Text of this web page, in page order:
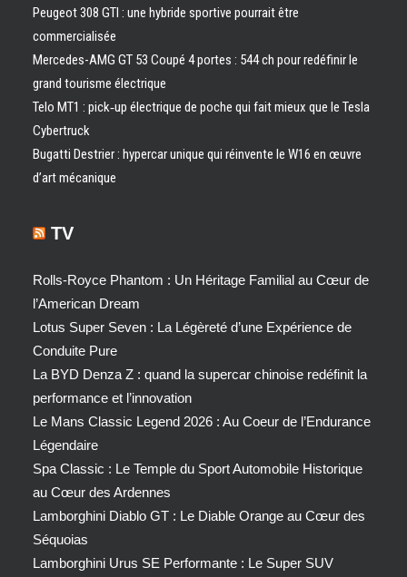
Peugeot 308 GTI : une hybride sportive pourrait être
commercialisée
Mercedes-AMG GT 53 Coupé 4 portes : 544 ch pour redéfinir le
grand tourisme électrique
Telo MT1 : pick‑up électrique de poche qui fait mieux que le Tesla
Cybertruck
Bugatti Destrier : hypercar unique qui réinvente le W16 en œuvre
d’art mécanique
TV
Rolls-Royce Phantom : Un Héritage Familial au Cœur de
l’American Dream
Lotus Super Seven : La Légèreté d’une Expérience de
Conduite Pure
La BYD Denza Z : quand la supercar chinoise redéfinit la
performance et l’innovation
Le Mans Classic Legend 2026 : Au Coeur de l’Endurance
Légendaire
Spa Classic : Le Temple du Sport Automobile Historique
au Cœur des Ardennes
Lamborghini Diablo GT : Le Diable Orange au Cœur des
Séquoias
Lamborghini Urus SE Performante : Le Super SUV